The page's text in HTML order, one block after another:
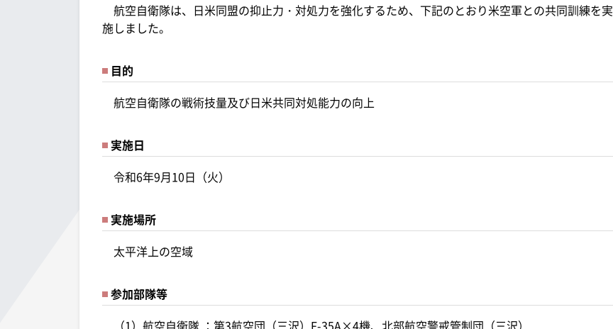
航空自衛隊は、日米同盟の抑止力・対処力を強化するため、下記のとおり米空軍との共同訓練を実
施しました。
目的
航空自衛隊の戦術技量及び日米共同対処能力の向上
実施日
令和6年9月10日（火）
実施場所
太平洋上の空域
参加部隊等
（1）航空自衛隊 ：第3航空団（三沢）F-35A×4機、北部航空警戒管制団（三沢）